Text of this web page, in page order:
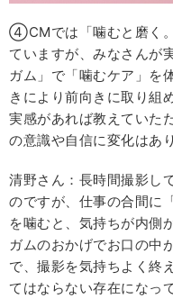
④CMでは「噛むと磨く
ていますが、みなさんが
ガム」で「噛むケア」を
きにより前向きに取り組
実感があれば教えていた
の意識や自信に変化はあ
清野さん：長時間撮影し
のですが、仕事の合間に
を噛むと、気持ちが内側
ガムのおかげでお口の中
で、撮影を気持ちよく終
てはならない存在になっ